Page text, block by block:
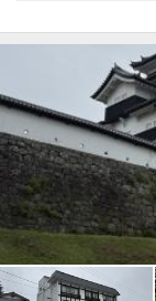
見
湯
野
上
郡
山
・
河